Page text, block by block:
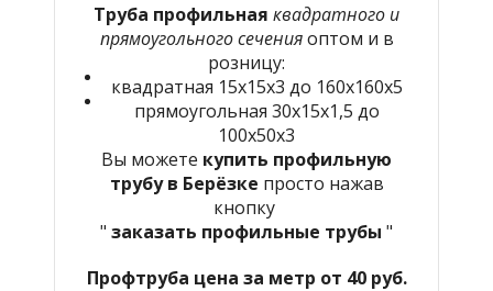
Труба профильная квадратного и
прямоугольного сеченияоптом и в
розницу:
квадратная 15х15х3 до 160х160х5
прямоугольная 30х15х1,5 до
100х50х3
Вы можете купить профильную
трубу в Берёзке просто нажав
кнопку
" заказать профильные трубы "
Профтруба цена за метр от 40 руб.